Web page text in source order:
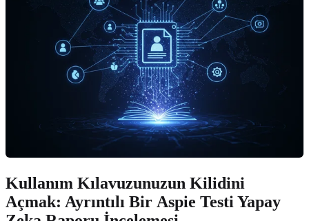
Kullanım Kılavuzunuzun Kilidini
Açmak: Ayrıntılı Bir Aspie Testi Yapay